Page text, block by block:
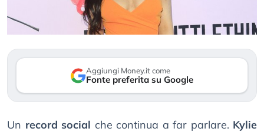
Aggiungi Money.it come
Fonte preferita su Google
Un record social che continua a far parlare. Kylie